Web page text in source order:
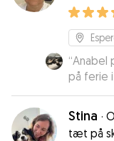
“Anabel
på ferie
sikre på
at bruge
Stina ·
tæt på